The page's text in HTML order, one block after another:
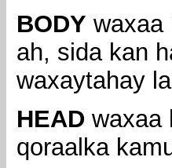
BODY waxaa
ah, sida kan
waxaytahay
HEAD waxaa
qoraalka